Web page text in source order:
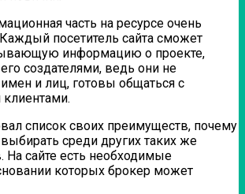
часть на ресурсе очень
посетитель сайта сможет
информацию о проекте,
создателями, ведь они не
и лиц, готовы общаться с
список своих преимуществ, почему
среди других таких же
На сайте есть необходимые
которых брокер может